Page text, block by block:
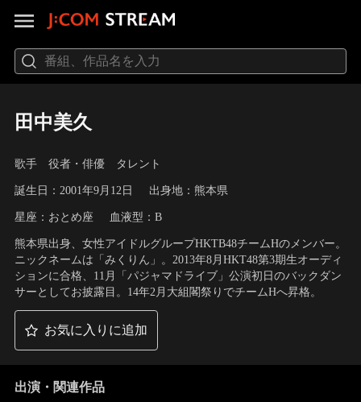
田中美久
歌手 役者・俳優 タレント
誕生日：2001年9月12日 出身地：熊本県
星座：おとめ座 血液型：B
熊本県出身、女性アイドルグループHKTB48チームHのメンバー。
ニックネームは「みくりん」。2013年8月HKT48第3期生オーディ
ションに合格、11月「パジャマドライブ」公演初日のバックダン
サーとしてお披露目。14年2月大組閣祭りでチームHへ昇格。
お気に入りに追加
出演・関連作品